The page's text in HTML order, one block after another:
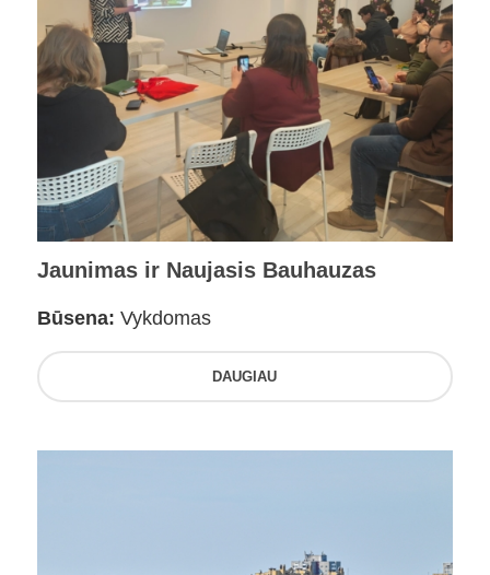
Jaunimas ir Naujasis Bauhauzas
Būsena: Vykdomas
DAUGIAU